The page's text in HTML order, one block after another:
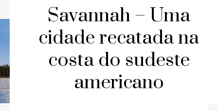
Savannah – Uma
cidade recatada na
costa do sudeste
americano